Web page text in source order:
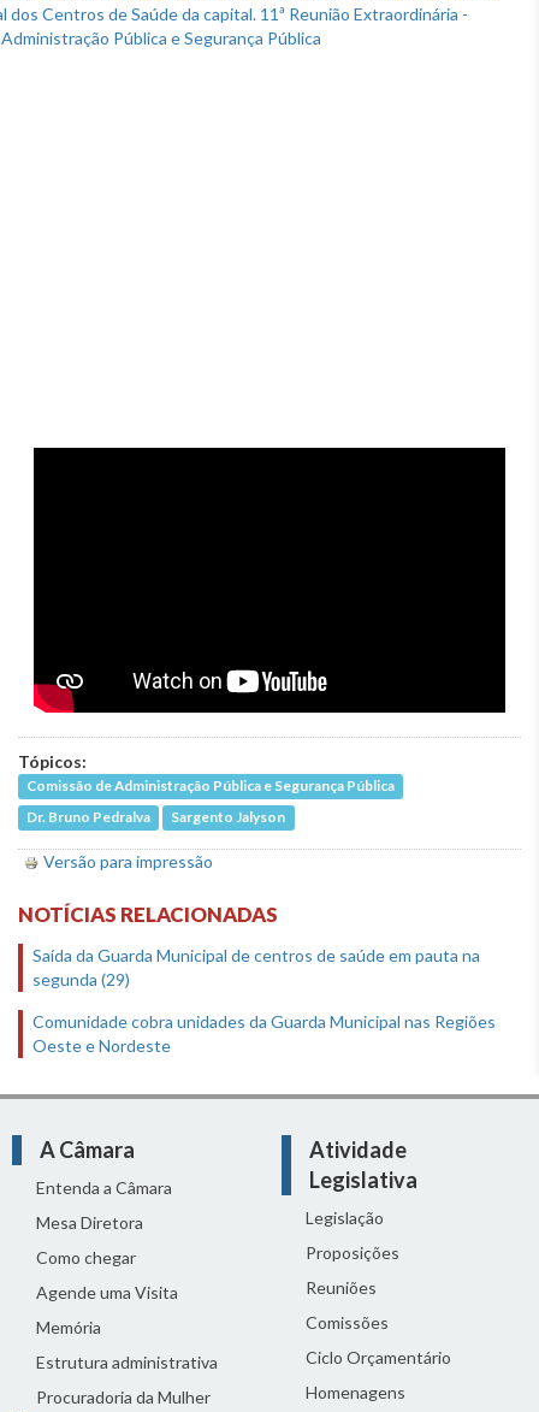
Tópicos:
Comissão de Administração Pública e Segurança Pública
Dr. Bruno Pedralva
Sargento Jalyson
Versão para impressão
NOTÍCIAS RELACIONADAS
Saída da Guarda Municipal de centros de saúde em pauta na
segunda (29)
Comunidade cobra unidades da Guarda Municipal nas Regiões
Oeste e Nordeste
A Câmara
Entenda a Câmara
Mesa Diretora
Como chegar
Agende uma Visita
Memória
Estrutura administrativa
Procuradoria da Mulher
Atividade
Legislativa
Legislação
Proposições
Reuniões
Comissões
Ciclo Orçamentário
Homenagens